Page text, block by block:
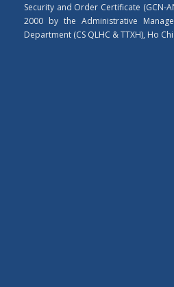
Security and Order Certificate (GCN-
2000 by the Administrative
Department (CS QLHC & TTXH), Ho